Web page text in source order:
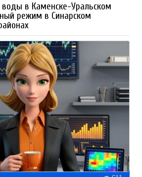
в Каменске-Уральском
режим в Синарском